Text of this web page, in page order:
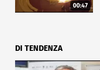
00:47
DI TENDENZA